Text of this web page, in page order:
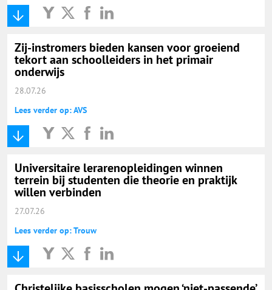
Zij-instromers bieden kansen voor groeiend
tekort aan schoolleiders in het primair
onderwijs
28.07.26
Lees verder op: AVS
Universitaire lerarenopleidingen winnen
terrein bij studenten die theorie en praktijk
willen verbinden
27.07.26
Lees verder op: Trouw